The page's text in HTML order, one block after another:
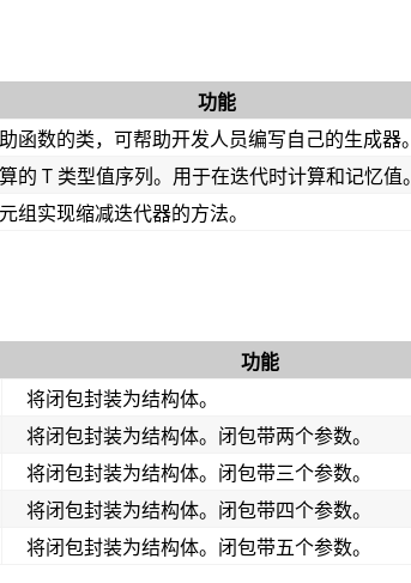
功能
函数的类，可帮助开发人员编写自己的生成器。
的 T 类型值序列。用于在迭代时计算和记忆值。
组实现缩减迭代器的方法。
功能
将闭包封装为结构体。
将闭包封装为结构体。闭包带两个参数。
将闭包封装为结构体。闭包带三个参数。
将闭包封装为结构体。闭包带四个参数。
将闭包封装为结构体。闭包带五个参数。